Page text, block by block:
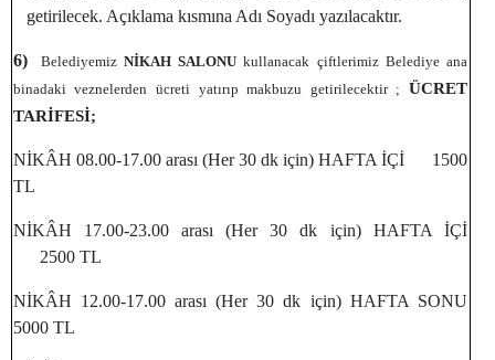
getirilecek. Açıklama kısmına Adı Soyadı yazılacaktır.
6)BelediyemizNİKAH SALONU kullanacak çiftlerimiz Belediye ana
binadaki veznelerden ücreti yatırıp makbuzu getirilecektir ; ÜCRET
TARİFESİ;
NİKÂH 08.00-17.00 arası (Her 30 dk için) HAFTA İÇİ 1500
TL
NİKÂH 17.00-23.00 arası (Her 30 dk için) HAFTA İÇİ
2500 TL
NİKÂH 12.00-17.00 arası (Her 30 dk için) HAFTA SONU
5000 TL